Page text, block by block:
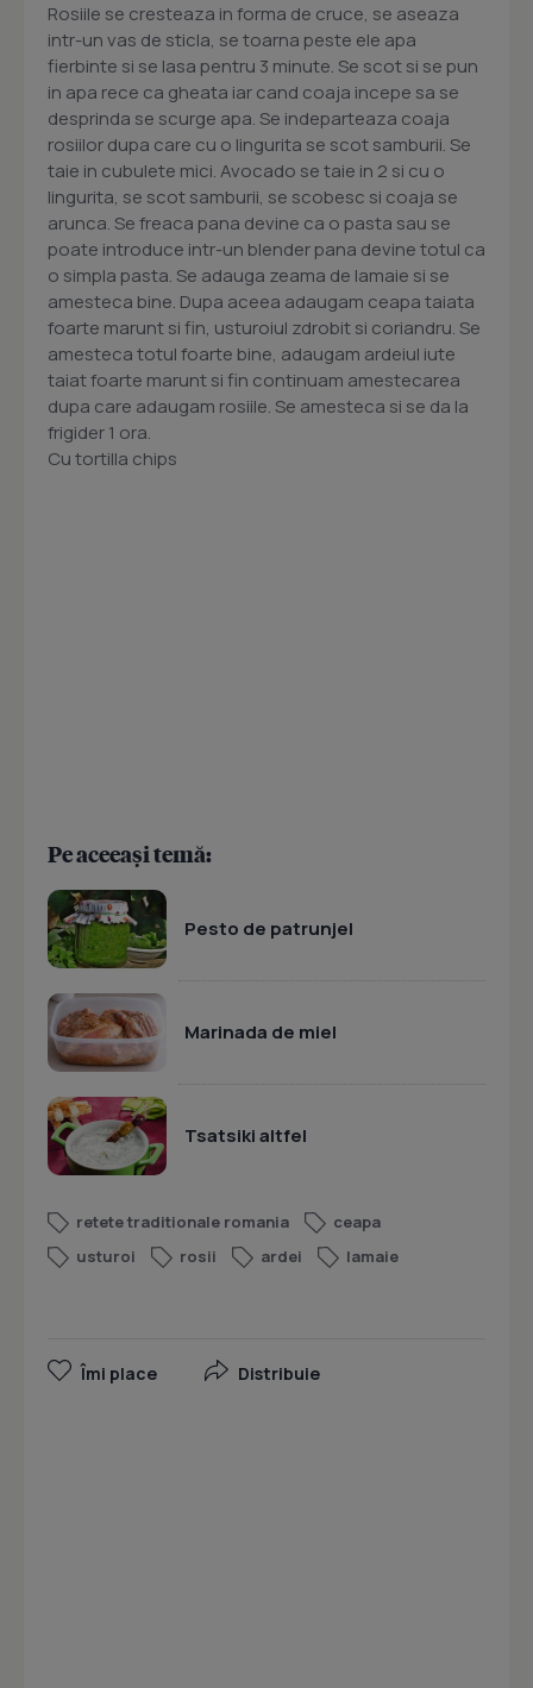
Rosiile se cresteaza in forma de cruce, se aseaza
intr-un vas de sticla, se toarna peste ele apa
fierbinte si se lasa pentru 3 minute. Se scot si se pun
in apa rece ca gheata iar cand coaja incepe sa se
desprinda se scurge apa. Se indeparteaza coaja
rosiilor dupa care cu o lingurita se scot samburii. Se
taie in cubulete mici. Avocado se taie in 2 si cu o
lingurita, se scot samburii, se scobesc si coaja se
arunca. Se freaca pana devine ca o pasta sau se
poate introduce intr-un blender pana devine totul ca
o simpla pasta. Se adauga zeama de lamaie si se
amesteca bine. Dupa aceea adaugam ceapa taiata
foarte marunt si fin, usturoiul zdrobit si coriandru. Se
amesteca totul foarte bine, adaugam ardeiul iute
taiat foarte marunt si fin continuam amestecarea
dupa care adaugam rosiile. Se amesteca si se da la
frigider 1 ora.
Cu tortilla chips
Pe aceeași temă:
Pesto de patrunjel
Marinada de miel
Tsatsiki altfel
retete traditionale romania
ceapa
usturoi
rosii ardei lamaie
Îmi place Distribuie